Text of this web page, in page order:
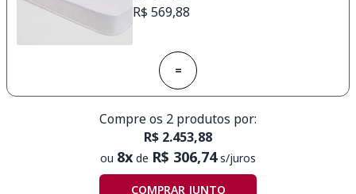
R$ 569,88
=
Compre os 2 produtos por:
R$ 2.453,88
ou 8x de R$ 306,74s/juros
COMPRAR JUNTO